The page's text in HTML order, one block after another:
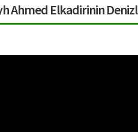
Ahmed Elkadirinin